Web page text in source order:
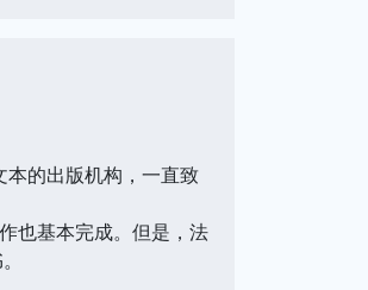
的出版机构，一直致
也基本完成。但是，法